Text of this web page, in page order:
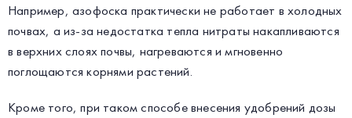
Например, азофоска практически не работает в холодных
почвах, а из-за недостатка тепла нитраты накапливаются
в верхних слоях почвы, нагреваются и мгновенно
поглощаются корнями растений.
Кроме того, при таком способе внесения удобрений дозы